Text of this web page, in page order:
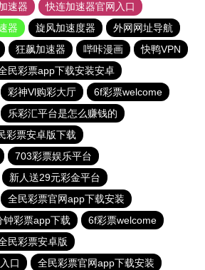
速器
快连加速器官网入口
器 旋风加速度器
外网网址导航
狂飙加速器 哔咔漫画
快鸭VPN
民彩票app下载安装安卓
彩神Vl购彩大厅
6f彩票welcome
乐彩汇平台是怎么赚钱的
彩票安卓版下载
703彩票娱乐平台
新人送29元彩金平台
全民彩票官网app下载安装
钟彩票app下载
6f彩票welcome
民彩票安卓版
口
全民彩票官网app下载安装